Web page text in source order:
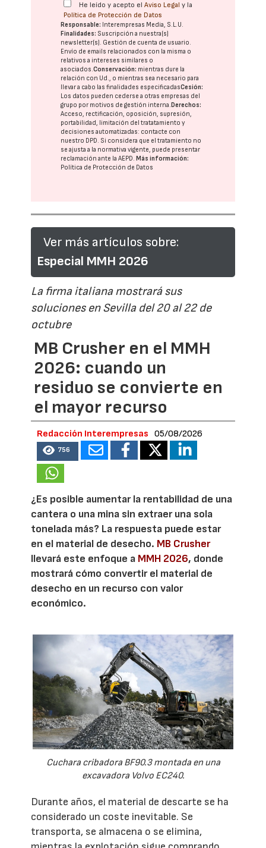
He leído y acepto elAviso Legal y la
Política de Protección de Datos
Responsable: Interempresas Media, S.L.U.
Finalidades: Suscripción a nuestra(s)
newsletter(s). Gestión de cuenta de usuario.
Envío de emails relacionados con la misma o
relativos a intereses similares o
asociados.Conservación: mientras dure la
relación con Ud., o mientras sea necesario para
llevar a cabo las finalidades especificadasCesión:
Los datos pueden cederse a otras empresas del
grupo por motivos de gestión interna. Derechos:
Acceso, rectificación, oposición, supresión,
portabilidad, limitación del tratatamiento y
decisiones automatizadas: contacte con
nuestro DPD. Si considera que el tratamiento no
se ajusta a la normativa vigente, puede presentar
reclamación ante laAEPD. Más información:
Política de Protección de Datos
Ver más artículos sobre:
Especial MMH 2026
La firma italiana mostrará sus
soluciones en Sevilla del 20 al 22 de
octubre
MB Crusher en el MMH
2026: cuando un
residuo se convierte en
el mayor recurso
Redacción Interempresas 05/08/2026
756
¿Es posible aumentar la rentabilidad de una
cantera o una mina sin extraer una sola
tonelada más? La respuesta puede estar
en el material de desecho. MB Crusher
llevará este enfoque a MMH 2026, donde
mostrará cómo convertir el material de
desecho en un recurso con valor
económico.
Cuchara cribadora BF90.3 montada en una
excavadora Volvo EC240.
Durante años, el material de descarte se ha
considerado un coste inevitable. Se
transporta, se almacena o se elimina,